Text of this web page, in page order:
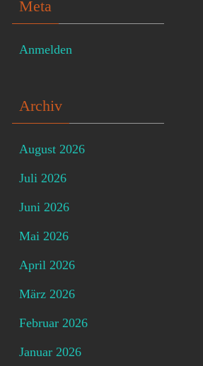
Meta
Anmelden
Archiv
August 2026
Juli 2026
Juni 2026
Mai 2026
April 2026
März 2026
Februar 2026
Januar 2026